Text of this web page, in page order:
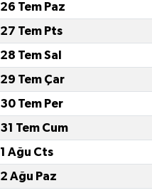
26 Tem Paz
27 Tem Pts
28 Tem Sal
29 Tem Çar
30 Tem Per
31 Tem Cum
1 Ağu Cts
2 Ağu Paz